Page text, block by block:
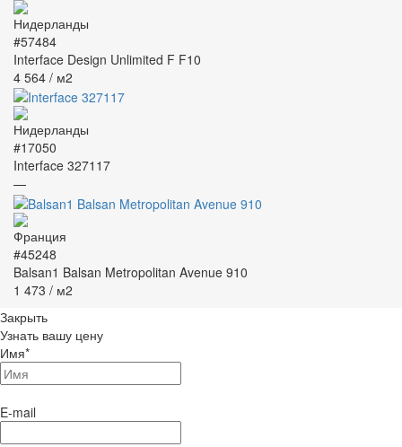
#57484
Interface Design Unlimited F F10
4 564 / м2
#17050
Interface 327117
—
#45248
Balsan1 Balsan Metropolitan Avenue 910
1 473 / м2
Закрыть
Узнать вашу цену
Имя*
E-mail